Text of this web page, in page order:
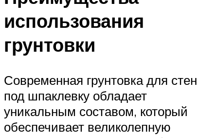
использования
грунтовки
Современная грунтовка для стен
под шпаклевку обладает
уникальным составом, который
обеспечивает великолепную